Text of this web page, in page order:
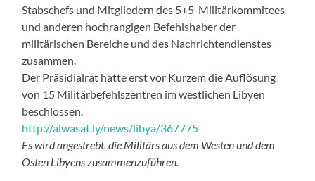
Stabschefs und Mitgliedern des 5+5-Militärkommitees
und anderen hochrangigen Befehlshaber der
militärischen Bereiche und des Nachrichtendienstes
zusammen.
Der Präsidialrat hatte erst vor Kurzem die Auflösung
von 15 Militärbefehlszentren im westlichen Libyen
beschlossen.
http://alwasat.ly/news/libya/367775
Es wird angestrebt, die Militärs aus dem Westen und dem
Osten Libyens zusammenzuführen.